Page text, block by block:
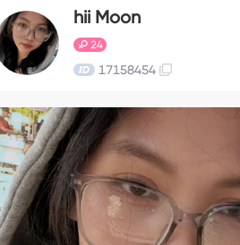
hii Moon
24
17158454